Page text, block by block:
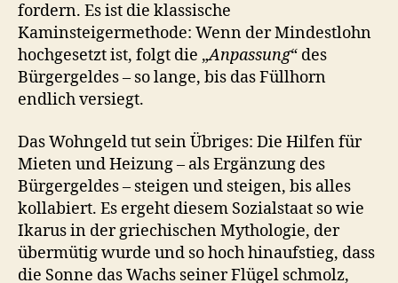
fordern. Es ist die klassische
Kaminsteigermethode: Wenn der Mindestlohn
hochgesetzt ist, folgt die „Anpassung“ des
Bürgergeldes – so lange, bis das Füllhorn
endlich versiegt.
Das Wohngeld tut sein Übriges: Die Hilfen für
Mieten und Heizung – als Ergänzung des
Bürgergeldes – steigen und steigen, bis alles
kollabiert. Es ergeht diesem Sozialstaat so wie
Ikarus in der griechischen Mythologie, der
übermütig wurde und so hoch hinaufstieg, dass
die Sonne das Wachs seiner Flügel schmolz,